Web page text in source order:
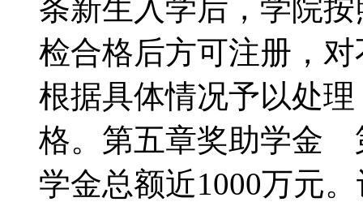
条新生入学后，学院
检合格后方可注册，
根据具体情况予以处
格。第五章奖助学金
学金总额近1000万元